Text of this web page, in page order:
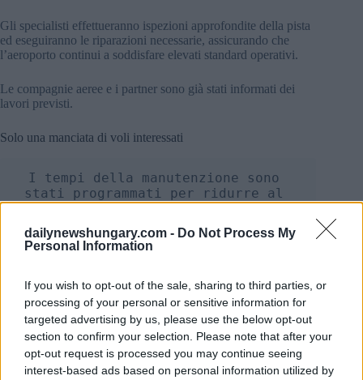
dailynewshungary.com - Do Not Process My
Personal Information
If you wish to opt-out of the sale, sharing to third parties, or
processing of your personal or sensitive information for
targeted advertising by us, please use the below opt-out
section to confirm your selection. Please note that after your
opt-out request is processed you may continue seeing
interest-based ads based on personal information utilized by
Gli specialisti effettueranno ispezioni approfondite della pista
ed eseguiranno le riparazioni necessarie, assicurando che
l’aeroporto continui a soddisfare elevati standard operativi.
Le compagnie aeree e i partner sono già stati informati dei
lavori previsti.
Solo una manciata di voli interessati
I tempi della manutenzione sono
stati programmati per ridurre al
minimo i disagi, e si prevede che
solo quattro voli programmati
saranno interessati.
Si consiglia ai passeggeri di verificare con le proprie
compagnie aeree gli aggiornamenti e le disposizioni
alternative, se necessario.
Chiusure precedenti legate a problemi della pista
L’aeroporto ha affrontato chiusure simili in passato.